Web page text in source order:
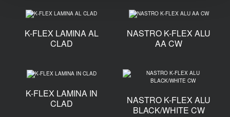
K-FLEX LAMINA AL
CLAD
NASTRO K-FLEX ALU
AA CW
K-FLEX LAMINA IN
CLAD
NASTRO K-FLEX ALU
BLACK/WHITE CW